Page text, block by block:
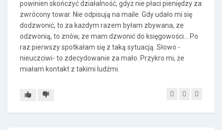
powinien skończyć działalność, gdyż nie płaci pieniędzy za
zwrócony towar. Nie odpisują na maile. Gdy udało mi się
dodzwonić, to za każdym razem byłam zbywana, ze
odzwonią, to znów, ze mam dzwonić do księgowości... Po
raz pierwszy spotkałam się z taką sytuacją. Słowo -
nieuczciwi- to zdecydowanie za mało. Przykro mi, że
miałam kontakt z takimi ludźmi.